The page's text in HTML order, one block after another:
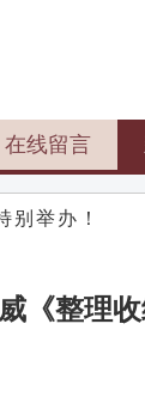
在线留言
别举办！
《整理